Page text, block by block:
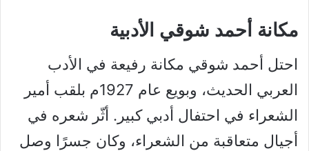
مكانة أحمد شوقي الأدبية
احتل أحمد شوقي مكانة رفيعة في الأدب
العربي الحديث، وبويع عام 1927م بلقب أمير
الشعراء في احتفال أدبي كبير. أثّر شعره في
أجيال متعاقبة من الشعراء، وكان جسرًا وصل